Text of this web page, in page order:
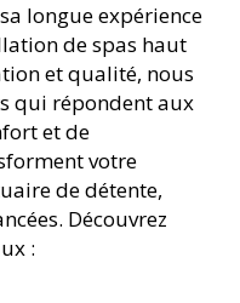
longue expérience
de spas haut
et qualité, nous
qui répondent aux
et de
votre
de détente,
Découvrez
: